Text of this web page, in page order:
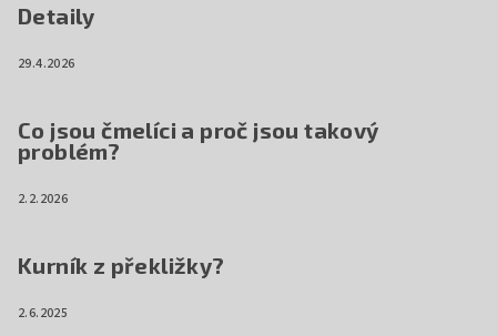
Detaily
29.4.2026
Co jsou čmelíci a proč jsou takový
problém?
2.2.2026
Kurník z překližky?
2.6.2025